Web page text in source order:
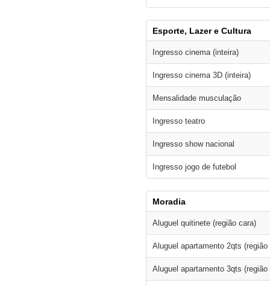
Esporte, Lazer e Cultura
Ingresso cinema (inteira)
Ingresso cinema 3D (inteira)
Mensalidade musculação
Ingresso teatro
Ingresso show nacional
Ingresso jogo de futebol
Moradia
Aluguel quitinete (região cara)
Aluguel apartamento 2qts (região
Aluguel apartamento 3qts (região